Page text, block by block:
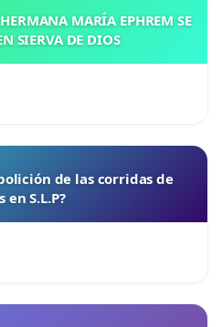
MARÍA EPHREM SE
SIERVA DE DIOS
de las corridas de
en S.L.P?